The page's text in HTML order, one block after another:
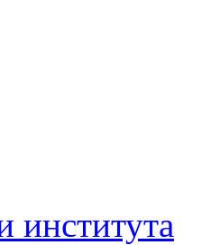
института